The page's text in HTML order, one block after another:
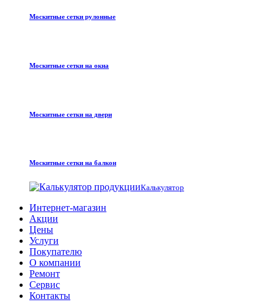
Москитные сетки рулонные
Москитные сетки на окна
Москитные сетки на двери
Москитные сетки на балкон
Калькулятор
Интернет-магазин
Акции
Цены
Услуги
Покупателю
О компании
Ремонт
Сервис
Контакты